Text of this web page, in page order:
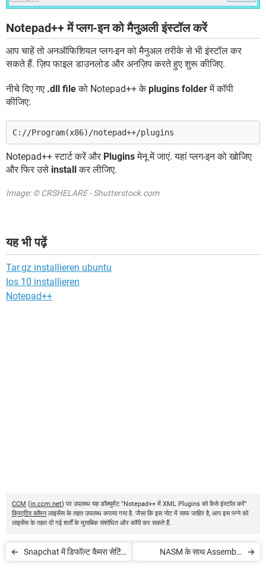
Notepad++ में प्लग-इन को मैनुअली इंस्टॉल करें
आप चाहें तो अनऑफिशियल प्लग-इन को मैनुअल तरीके से भी इंस्टॉल कर
सकते हैं. ज़िप फाइल डाउनलोड और अनज़िप करते हुए शुरू कीजिए.
नीचे दिए गए .dll fileको Notepad++ केplugins folderमें कॉपी
कीजिए:
C://Program(x86)/notepad++/plugins
Notepad++ स्टार्ट करें और Pluginsमेनू में जाएं. यहां प्लग-इन को खोजिए
और फिर उसे install कर लीजिए.
Image: © CRSHELARE - Shutterstock.com
यह भी पढ़ें
Tar.gz installieren ubuntu
Ios 10 installieren
Notepad++
CCM (in.ccm.net) पर उपलब्ध यह डॉक्युमेंट "Notepad++ में XML Plugins को कैसे इंस्टॉल करें"
क्रिएटिव कॉमनलाइसेंस के तहत उपलब्ध कराया गया है. जैसा कि इस नोट में साफ जाहिर है, आप इस पन्ने को
लाइसेंस के तहत दी गई शर्तों के मुताबिक संशोधित और कॉपी कर सकते हैं.
Snapchat में डिफॉल्ट कैमरा सेटिंग
NASM के साथ Assembly